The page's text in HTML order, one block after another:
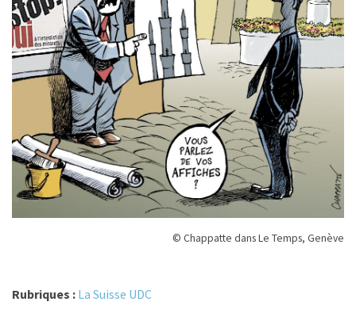
© Chappatte dans Le Temps, Genève
Rubriques : La Suisse UDC